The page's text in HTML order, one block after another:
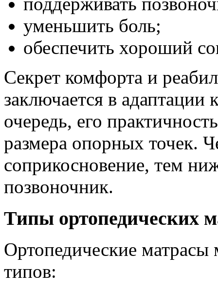
уменьшить боль;
обеспечить хороший
Секрет комфорта и
заключается в адаптации
очередь, его
размера опорных точек.
соприкосновение, тем
позвоночник.
Типы ортопедических
Ортопедические матрасы
типов: